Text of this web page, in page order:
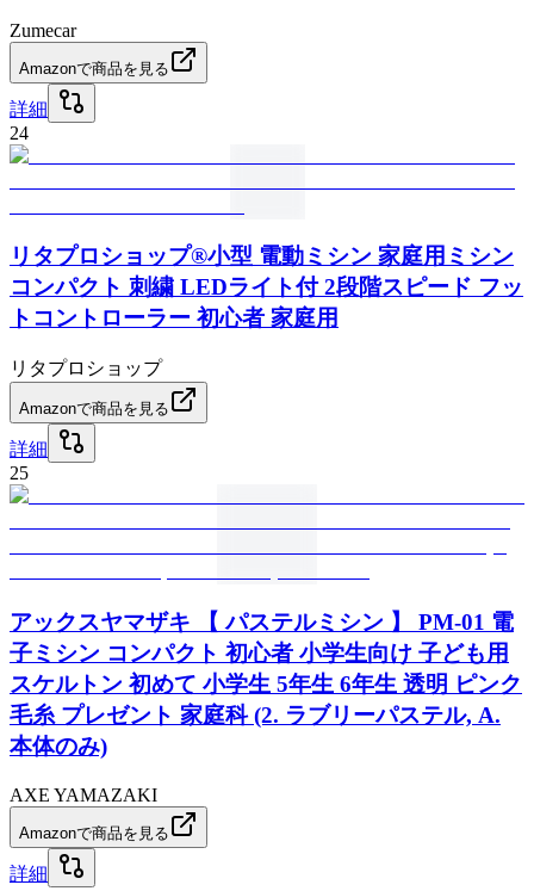
Zumecar
Amazonで商品を見る
詳細
24
リタプロショップ®小型 電動ミシン 家庭用ミシン
コンパクト 刺繍 LEDライト付 2段階スピード フッ
トコントローラー 初心者 家庭用
リタプロショップ
Amazonで商品を見る
詳細
25
アックスヤマザキ 【 パステルミシン 】 PM-01 電
子ミシン コンパクト 初心者 小学生向け 子ども用
スケルトン 初めて 小学生 5年生 6年生 透明 ピンク
毛糸 プレゼント 家庭科 (2. ラブリーパステル, A.
本体のみ)
AXE YAMAZAKI
Amazonで商品を見る
詳細